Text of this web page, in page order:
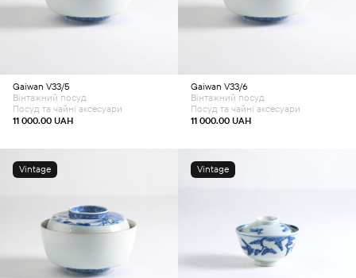
Gaiwan V33/5
11 000.00 UAH
Вінтажний посуд
Посуд та чайні аксесуари
Gaiwan V33/6
11 000.00 UAH
Вінтажний посуд
Посуд та чайні аксесуари
Vintage Vintage
Додати в кошик